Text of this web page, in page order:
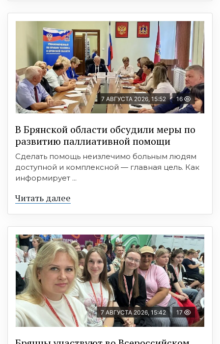
7 АВГУСТА 2026, 15:52 16
В Брянской области обсудили меры по
развитию паллиативной помощи
Сделать помощь неизлечимо больным людям
доступной и комплексной — главная цель. Как
информирует ...
Читать далее
7 АВГУСТА 2026, 15:42 17